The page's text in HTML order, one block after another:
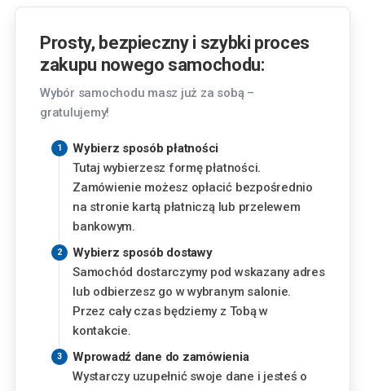
Prosty, bezpieczny i szybki proces
zakupu nowego samochodu:
Wybór samochodu masz już za sobą –
gratulujemy!
Wybierz sposób płatności
Tutaj wybierzesz formę płatności.
Zamówienie możesz opłacić bezpośrednio
na stronie kartą płatniczą lub przelewem
bankowym.
Wybierz sposób dostawy
Samochód dostarczymy pod wskazany adres
lub odbierzesz go w wybranym salonie.
Przez cały czas będziemy z Tobą w
kontakcie.
Wprowadź dane do zamówienia
Wystarczy uzupełnić swoje dane i jesteś o
Finansowanie
345zł
Wysokość wkładu własnego
Kraków
Pasternik 69, 31-354 Kraków
Lublin
Chemiczna 5, 20-329 Lublin
Piaseczno
Okulickiego 3, 05-500 Piaseczno
Poznań
Szwajcarska 14, 61-285 Poznań
Radom
Aleja Józefa Grzecznarowskiego 28, 26-610
Radom
Rzeszów
Wyzwolenia 2, 35-501 Rzeszów